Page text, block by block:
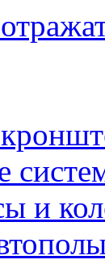
и